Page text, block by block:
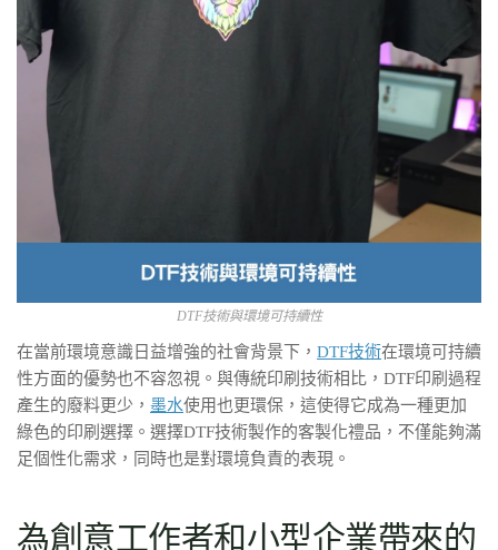
DTF技術與環境可持續性
在當前環境意識日益增強的社會背景下， DTF技術在環境可持續
性方面的優勢也不容忽視。與傳統印刷技術相比，DTF印刷過程
產生的廢料更少， 墨水使用也更環保，這使得它成為一種更加
綠色的印刷選擇。選擇DTF技術製作的客製化禮品，不僅能夠滿
足個性化需求，同時也是對環境負責的表現。
為創意工作者和小型企業帶來的